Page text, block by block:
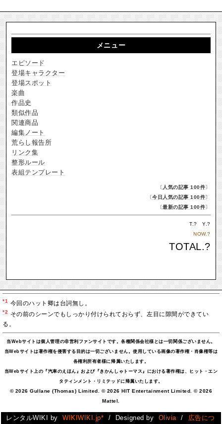
メニュー
エピソード
登場キャラクター
登場スポット
楽曲
作品史
類似作品
関連商品
編集ノート
荒らし報告所
リンク集
整形ルール
表組テンプレート
〔 人気の記事 100件〕
〔今日人気の記事 100件〕
〔最新の記事 100件〕
T.? Y.?
NOW.?
TOTAL.?
*1 今回のハット卿は台詞無し。
*2
その前のシーンでもしっかり付けられておらず、左目に隙間ができてい
る。
当Webサイトは個人管理の非営利ファンサイトです。各種関係会社様とは一切関係ございません。
当Webサイトは著作権を侵害する目的は一切ございません。使用している画像の著作権・肖像権等は
各権利所有者様に帰属いたします。
当Webサイト上の『汽車のえほん』および『きかんしゃトーマス』における著作権は、ヒット・エン
タティンメント・リミテッドに帰属いたします。
© 2026 Gullane (Thomas) Limited. © 2026 HIT Entertainment Limited. © 2026
Mattel.
レンタルWIKI by WIKIWIKI.jp* / Designed by Olivia / 広告につ